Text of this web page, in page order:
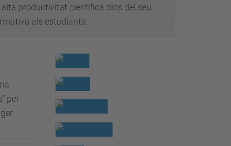
productivitat científica dins del seu
als estudiants.
per